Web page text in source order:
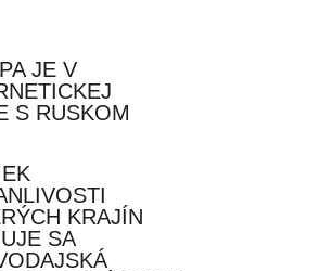
JE V
S RUSKOM
KRAJÍN
SA